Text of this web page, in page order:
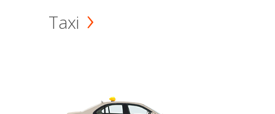
Taxi